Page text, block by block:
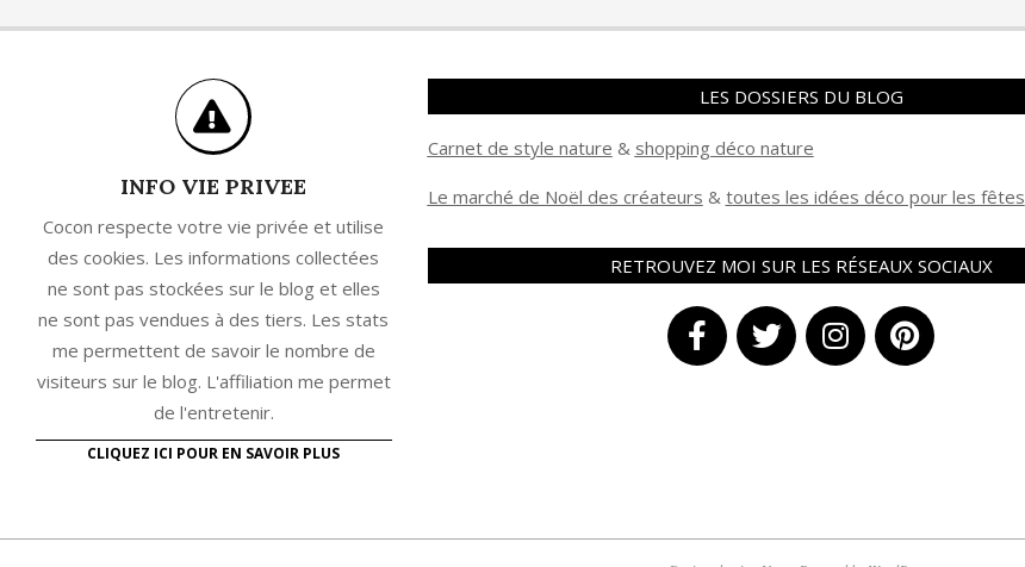
INFO VIE PRIVEE
Cocon respecte votre vie privée et utilise
des cookies. Les informations collectées
ne sont pas stockées sur le blog et elles
ne sont pas vendues à des tiers. Les stats
me permettent de savoir le nombre de
visiteurs sur le blog. L'affiliation me permet
de l'entretenir.
CLIQUEZ ICI POUR EN SAVOIR PLUS
LES DOSSIERS DU BLOG
Carnet de style nature & shopping déco nature
Le marché de Noël des créateurs & toutes les idées déco pour les fêtes
RETROUVEZ MOI SUR LES RÉSEAUX SOCIAUX